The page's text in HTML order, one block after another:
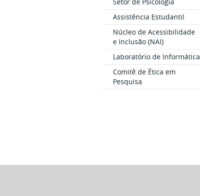
Assistência Estudantil
Núcleo de Acessibilidade
e Inclusão (NAI)
Laboratório de Informática
Comitê de Ética em
Pesquisa